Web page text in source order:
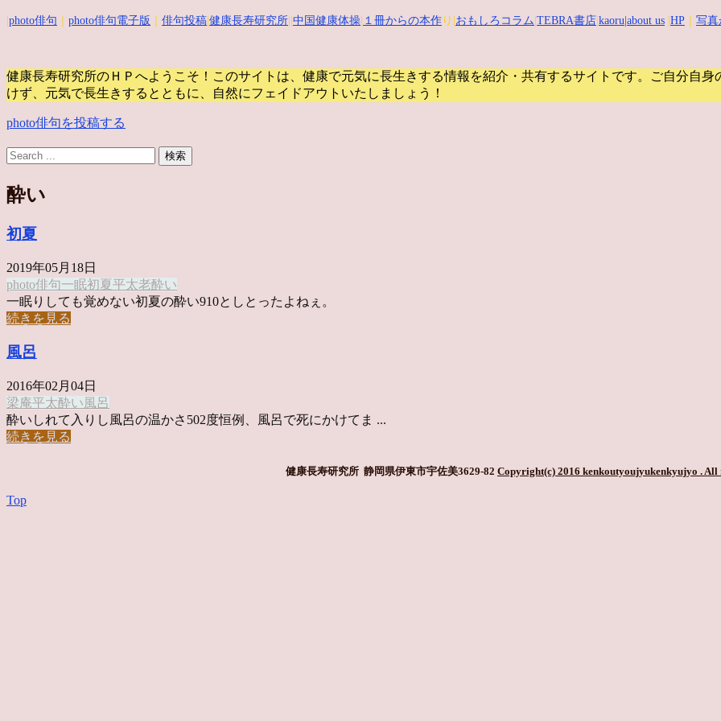
photo俳句 photo俳句電子版 俳句投稿 健康長寿研究所 中国健康体操 １冊からの本作 り| おもしろコラム TEBRA書店 kaoru |about us HP 写真
健康長寿研究所のＨＰへようこそ！このサイトは、健康で元気に長生きする情報を紹介・共有するサイトです。
ご自分自身
けず、元気で長生きするとともに、自然にフェイドアウトいたしましょう！
photo俳句を投稿する
酔い
初夏
2019年05月18日
photo俳句一眠初夏平太老酔い
一眠りしても覚めない初夏の酔い910としとったよねぇ。
続きを見る
風呂
2016年02月04日
梁庵平太酔い 風呂
酔いしれて入りし風呂の温かさ502度恒例、風呂で死にかけてま ...
続きを見る
健康長寿研究所 静岡県伊東市宇佐美3629-82 Copyright(c) 2016 kenkoutyoujyukenkyujyo . All
Top